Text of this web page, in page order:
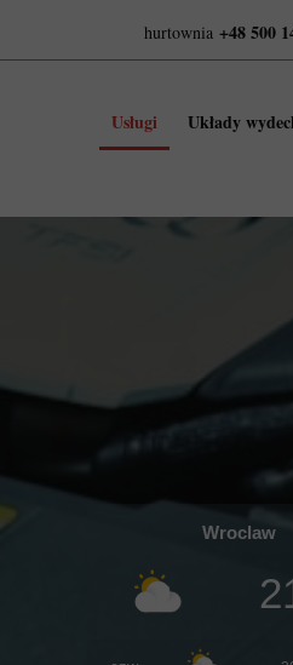
Wroclaw
Usługi Układy
hurtownia +48 500